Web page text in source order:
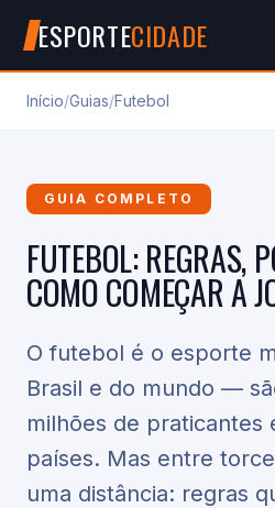
ESPORTECIDADE
Início/Guias/Futebol
GUIA COMPLETO
FUTEBOL: REGRAS,
COMO COMEÇAR A
O futebol é o esporte
Brasil e do mundo —
milhões de praticantes
países. Mas entre
uma distância: regras